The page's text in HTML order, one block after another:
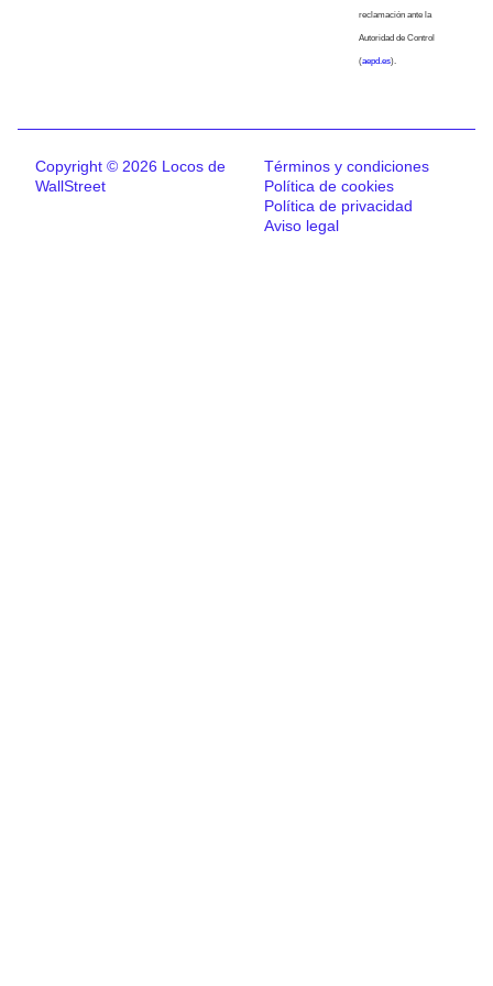
reclamación ante la
Autoridad de Control
(aepd.es).
Copyright © 2026 Locos de
WallStreet
Términos y condiciones
Política de cookies
Política de privacidad
Aviso legal